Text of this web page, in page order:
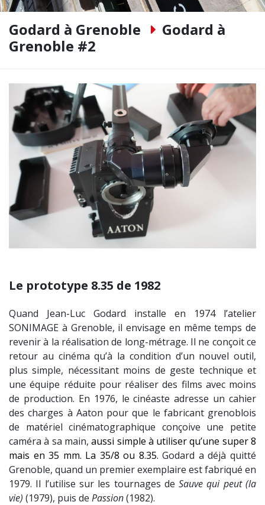
Godard à Grenoble
Godard à
Grenoble #2
Le prototype 8.35 de 1982
Quand Jean-Luc Godard installe en 1974 l’atelier
SONIMAGE à Grenoble, il envisage en même temps de
revenir à la réalisation de long-métrage. Il ne conçoit ce
retour au cinéma qu’à la condition d’un nouvel outil,
plus simple, nécessitant moins de geste technique et
une équipe réduite pour réaliser des films avec moins
de production. En 1976, le cinéaste adresse un cahier
des charges à Aaton pour que le fabricant grenoblois
de matériel cinématographique conçoive une petite
caméra à sa main, aussi simple à utiliser qu’une super 8
mais en 35 mm. La 35/8 ou 8.35. Godard a déjà quitté
Grenoble, quand un premier exemplaire est fabriqué en
1979. Il l’utilise sur les tournages deSauve qui peut (la
vie) (1979), puis de Passion(1982).